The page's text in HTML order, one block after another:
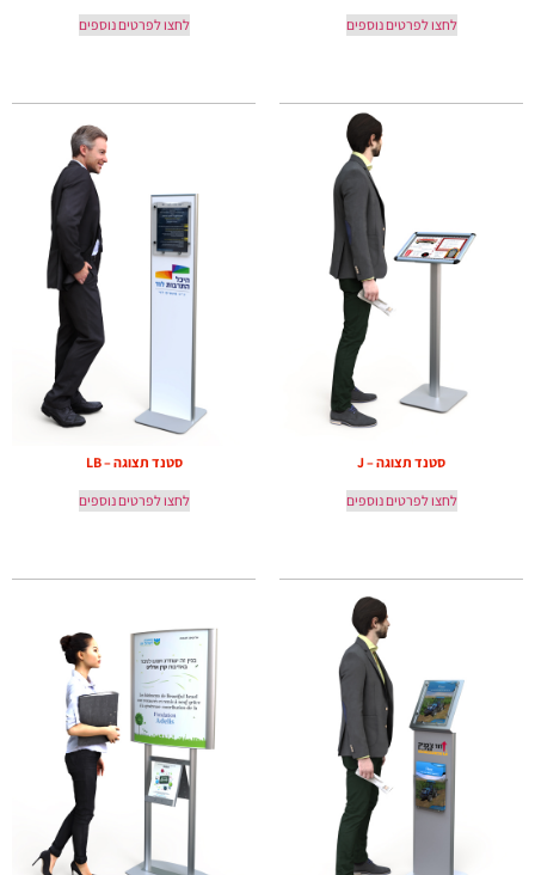
לחצו לפרטים נוספים לחצו לפרטים נוספים
סטנד תצוגה – J
לחצו לפרטים נוספים
סטנד תצוגה – LB
לחצו לפרטים נוספים